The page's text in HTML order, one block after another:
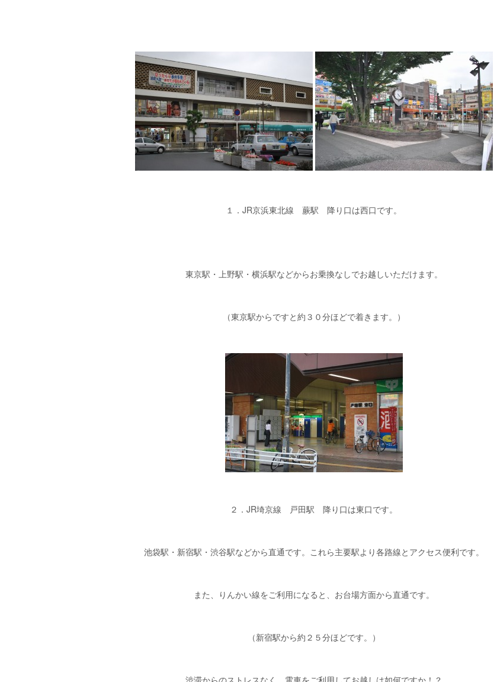
１．JR京浜東北線 蕨駅 降り口は西口です。
東京駅・上野駅・横浜駅などからお乗換なしでお越しいただけます。
（東京駅からですと約３０分ほどで着きます。）
２．JR埼京線 戸田駅 降り口は東口です。
池袋駅・新宿駅・渋谷駅などから直通です。これら主要駅より各路線とアクセス便利です。
また、りんかい線をご利用になると、お台場方面から直通です。
（新宿駅から約２５分ほどです。）
渋滞からのストレスなく、電車をご利用してお越しは如何ですか！？